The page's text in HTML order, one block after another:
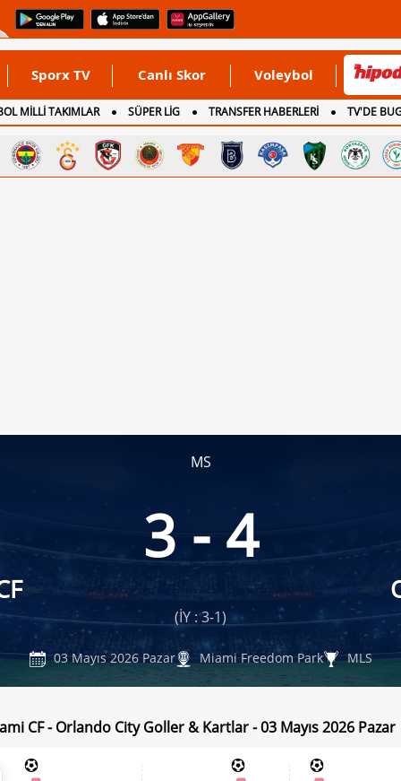
Sporx TV Canlı Skor Voleybol
MİLLİ TAKIMLAR SÜPER LİG TRANSFER HABERLERİ TV'DE
MS
3 - 4
(İY : 3-1)
03 Mayıs 2026 Pazar Miami Freedom Park MLS
CF - Orlando City Goller & Kartlar - 03 Mayıs 2026 Pazar